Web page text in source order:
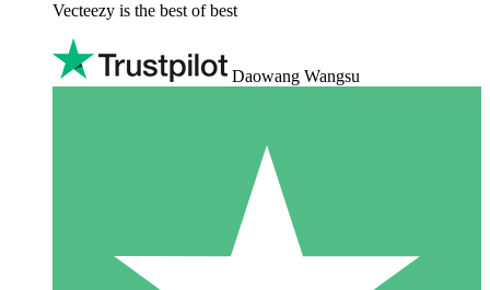
Vecteezy is the best of best
Daowang Wangsu